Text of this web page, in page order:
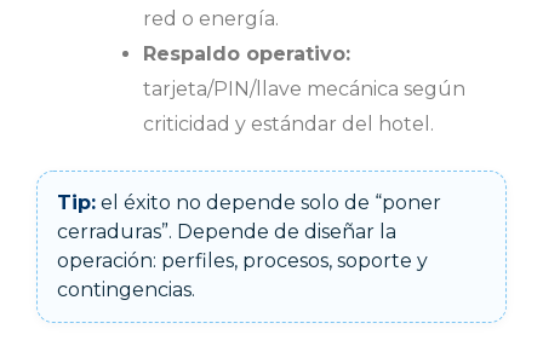
red o energía.
Respaldo operativo:
tarjeta/PIN/llave mecánica según
criticidad y estándar del hotel.
Tip: el éxito no depende solo de “poner
cerraduras”. Depende de diseñar la
operación: perfiles, procesos, soporte y
contingencias.